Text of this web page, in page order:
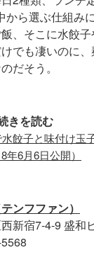
から選ぶ仕組み
、そこに水餃
でも凄いのに
だそう。
きを読む
餃子と味付け玉
6月6日公開）
ンフファン）
新宿7-4-9 盛和